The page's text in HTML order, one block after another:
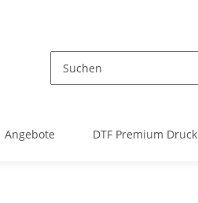
Angebote DTF Premium Druck